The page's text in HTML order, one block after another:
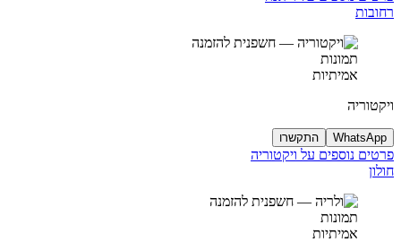
רחובות
תמונות
אמיתיות
ויקטוריה
WhatsApp התקשרו
פרטים נוספים על ויקטוריה
חולון
תמונות
אמיתיות